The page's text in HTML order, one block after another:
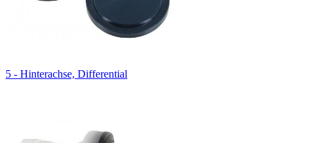
5 - Hinterachse, Differential